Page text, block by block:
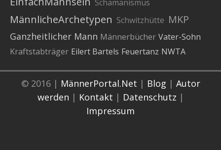
Schamanismus
MännlicheArchetypen Schwitzhütte MKP
Ganzheitlicher Mann Männerbücher Vater-Sohn
Kraftstabträger Eilert Bartels Feuertanz NWTA
© 2016 | MännerPortal.Net | Blog | Autor
werden | Kontakt | Datenschutz |
Impressum